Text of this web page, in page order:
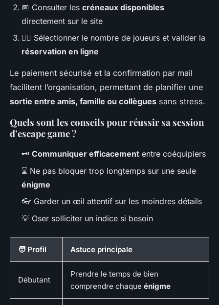
📅 Consulter les créneaux disponibles
directement sur le site
🙋‍♂️ Sélectionner le nombre de joueurs et valider la
réservation en ligne
Le paiement sécurisé et la confirmation par mail
facilitent l’organisation, permettant de planifier une
sortie entre amis, famille ou collègues sans stress.
Quels sont les conseils pour réussir sa session
d’escape game ?
🗝️ Communiquer efficacement entre coéquipiers
⌛ Ne pas bloquer trop longtemps sur une seule
énigme
👓 Garder un œil attentif sur les moindres détails
💡 Oser solliciter un indice si besoin
🧑 Profil Astuce principale
Débutant
Prendre le temps de bien
comprendre chaque énigme